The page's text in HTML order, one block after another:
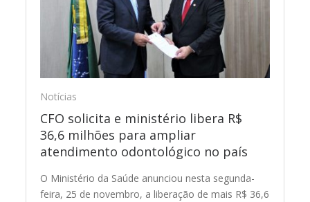
Notícias
CFO solicita e ministério libera R$
36,6 milhões para ampliar
atendimento odontológico no país
O Ministério da Saúde anunciou nesta segunda-
feira, 25 de novembro, a liberação de mais R$ 36,6